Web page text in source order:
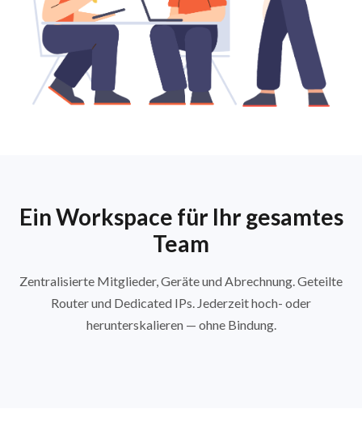
Ein Workspace für Ihr gesamtes
Team
Zentralisierte Mitglieder, Geräte und Abrechnung. Geteilte
Router und Dedicated IPs. Jederzeit hoch- oder
herunterskalieren — ohne Bindung.